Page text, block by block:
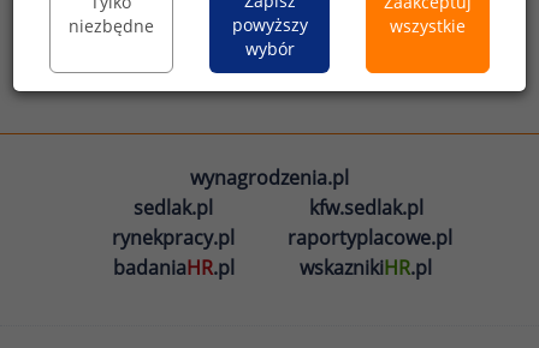
wynagrodzenia.pl
sedlak.pl
kfw.sedlak.pl
rynekpracy.pl
raportyplacowe.pl
badaniaHR.pl wskaznikiHR.pl
niezbędne
powyższy
wybór
wszystkie